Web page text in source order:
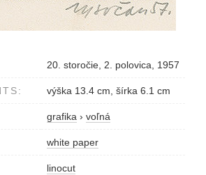
20. storočie, 2. polovica, 1957
výška 13.4 cm, šírka 6.1 cm
grafika › voľná
white paper
linocut